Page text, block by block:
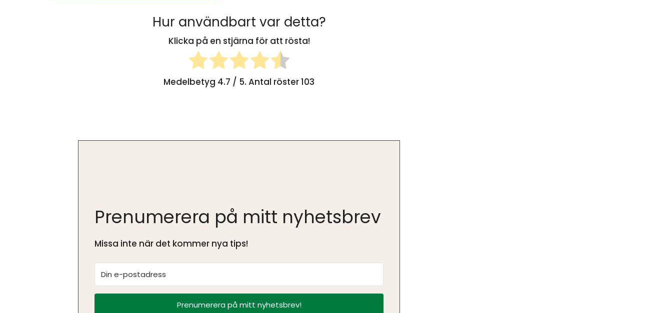
Hur användbart var detta?
Klicka på en stjärna för att rösta!
Medelbetyg 4.7 / 5. Antal röster103
Prenumerera på mitt nyhetsbrev
Missa inte när det kommer nya tips!
Prenumerera på mitt nyhetsbrev!